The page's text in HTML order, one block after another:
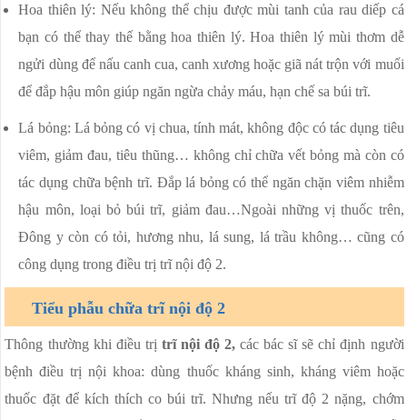
Hoa thiên lý: Nếu không thể chịu được mùi tanh của rau diếp cá
bạn có thể thay thế bằng hoa thiên lý. Hoa thiên lý mùi thơm dễ
ngửi dùng để nấu canh cua, canh xương hoặc giã nát trộn với muối
để đắp hậu môn giúp ngăn ngừa chảy máu, hạn chế sa búi trĩ.
Lá bỏng: Lá bỏng có vị chua, tính mát, không độc có tác dụng tiêu
viêm, giảm đau, tiêu thũng… không chỉ chữa vết bỏng mà còn có
tác dụng chữa bệnh trĩ. Đắp lá bỏng có thể ngăn chặn viêm nhiễm
hậu môn, loại bỏ búi trĩ, giảm đau…Ngoài những vị thuốc trên,
Đông y còn có tỏi, hương nhu, lá sung, lá trầu không… cũng có
công dụng trong điều trị trĩ nội độ 2.
Tiểu phẫu chữa trĩ nội độ 2
Thông thường khi điều trị trĩ nội độ 2, các bác sĩ sẽ chỉ định người
bệnh điều trị nội khoa: dùng thuốc kháng sinh, kháng viêm hoặc
thuốc đặt để kích thích co búi trĩ. Nhưng nếu trĩ độ 2 nặng, chớm